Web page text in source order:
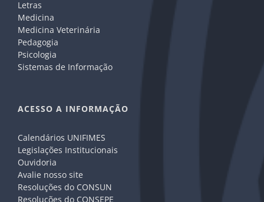
Letras
Medicina
Medicina Veterinária
Pedagogia
Psicologia
Sistemas de Informação
ACESSO A INFORMAÇÃO
Calendários UNIFIMES
Legislações Institucionais
Ouvidoria
Avalie nosso site
Resoluções do CONSUN
Resoluções do CONSEPE